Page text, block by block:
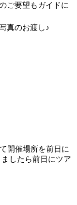
ご要望もガイドに
真のお渡し♪
開催場所を前日に
したら前日にツア